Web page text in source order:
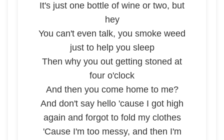
It's just one bottle of wine or two, but
hey
You can't even talk, you smoke weed
just to help you sleep
Then why you out getting stoned at
four o'clock
And then you come home to me?
And don't say hello 'cause I got high
again and forgot to fold my clothes
'Cause I'm too messy, and then I'm